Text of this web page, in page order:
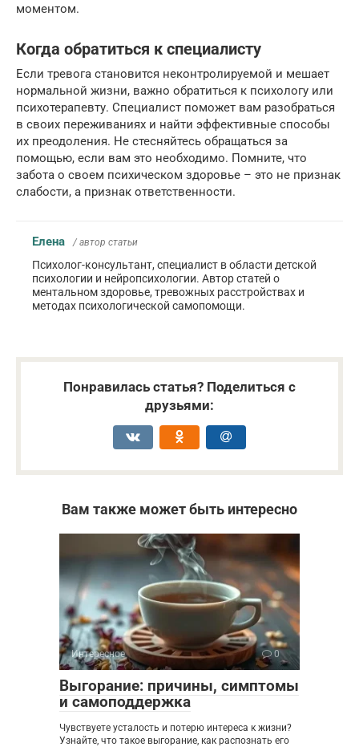
моментом.
Когда обратиться к специалисту
Если тревога становится неконтролируемой и мешает
нормальной жизни, важно обратиться к психологу или
психотерапевту. Специалист поможет вам разобраться
в своих переживаниях и найти эффективные способы
их преодоления. Не стесняйтесь обращаться за
помощью, если вам это необходимо. Помните, что
забота о своем психическом здоровье – это не признак
слабости, а признак ответственности.
Елена / автор статьи
Психолог-консультант, специалист в области детской
психологии и нейропсихологии. Автор статей о
ментальном здоровье, тревожных расстройствах и
методах психологической самопомощи.
Понравилась статья? Поделиться с
друзьями:
Вам также может быть интересно
Интересное 0
Выгорание: причины, симптомы
и самоподдержка
Чувствуете усталость и потерю интереса к жизни?
Узнайте, что такое выгорание, как распознать его